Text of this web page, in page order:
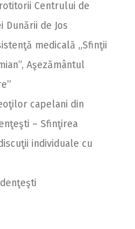
Centrului de
Dunării de Jos
medicală ,,Sfinţii
Aşezământul
capelani din
– Sfinţirea
individuale cu